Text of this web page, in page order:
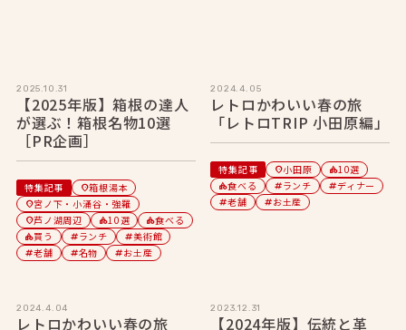
2025.10.31
【2025年版】箱根の達人
が選ぶ！箱根名物10選
［PR企画］
特集記事 location_on箱根湯本
location_on宮ノ下・小涌谷・強羅
location_on芦ノ湖周辺 category10選 category食べる
category買う tagランチ tag美術館
tag老舗 tag名物 tagお土産
2024.4.05
レトロかわいい春の旅
「レトロTRIP 小田原編」
特集記事 location_on小田原 category10選
category食べる tagランチ tagディナー
tag老舗 tagお土産
2024.4.04
レトロかわいい春の旅
2023.12.31
【2024年版】伝統と革